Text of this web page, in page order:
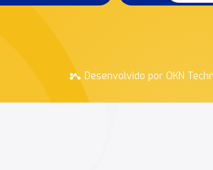
Desenvolvido por OKN